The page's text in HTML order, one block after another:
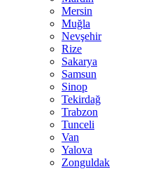
Mersin
Muğla
Nevşehir
Rize
Sakarya
Samsun
Sinop
Tekirdağ
Trabzon
Tunceli
Van
Yalova
Zonguldak